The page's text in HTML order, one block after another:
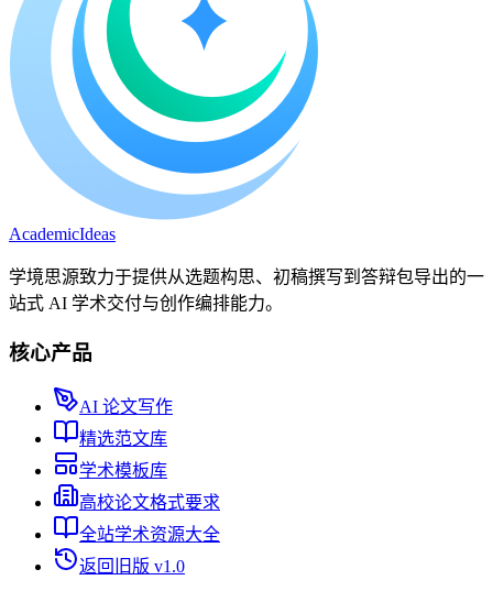
AcademicIdeas
学境思源致力于提供从选题构思、初稿撰写到答辩包导出的一
站式 AI 学术交付与创作编排能力。
核心产品
AI 论文写作
精选范文库
学术模板库
高校论文格式要求
全站学术资源大全
返回旧版 v1.0